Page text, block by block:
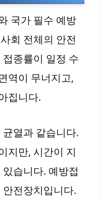
국가 필수 예방
회 전체의 안전
종률이 일정 수
역이 무너지고,
집니다.
열과 같습니다.
지만, 시간이 지
습니다. 예방접
전장치입니다.